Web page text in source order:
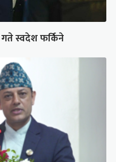
स्वदेश फर्किने